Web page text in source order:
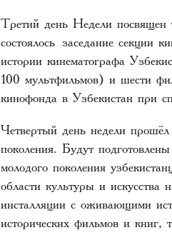
Третий день Недели посвящен
состоялось заседание секции
истории кинематографа
100 мультфильмов) и шести
кинофонда в Узбекистан при
Четвертый день недели
поколения. Будут
молодого поколения
области культуры и
инсталляции с оживающими
исторических фильмов и книг,